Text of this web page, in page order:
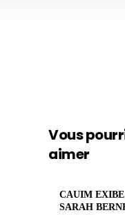
Vous
aimer
CAUIM
SARAH